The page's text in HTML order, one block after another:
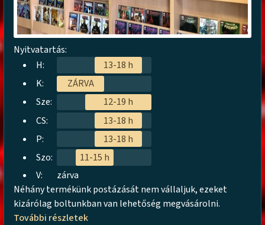
Nyitvatartás:
H:
13-18 h
K:
ZÁRVA
Sze:
12-19 h
CS:
13-18 h
P:
13-18 h
Szo:
11-15 h
V:
zárva
Néhány termékünk postázását nem vállaljuk, ezeket
kizárólag boltunkban van lehetőség megvásárolni.
További részletek